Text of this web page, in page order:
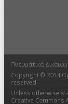
Πνευματικά
Copyright © 2014
reserved.
Unless otherwise
Creative Commons